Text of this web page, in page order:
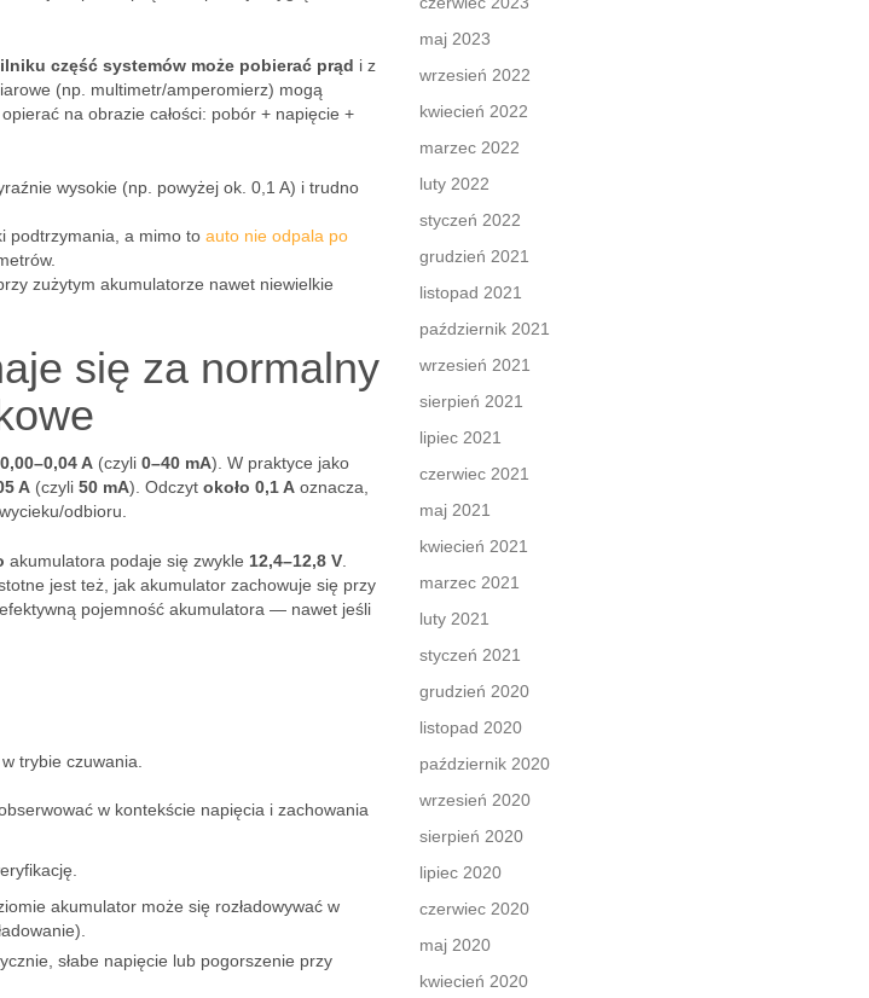
część systemów może pobierać prąd i z
(np. multimetr/amperomierz) mogą
na obrazie całości: pobór + napięcie +
wysokie (np. powyżej ok. 0,1 A) i trudno
podtrzymania, a mimo to auto nie odpala po
zużytym akumulatorze nawet niewielkie
się za normalny
0,00–0,04 A (czyli 0–40 mA). W praktyce jako
A (czyli 50 mA). Odczyt około 0,1 A oznacza,
odbioru.
akumulatora podaje się zwykle 12,4–12,8 V
jest też, jak akumulator zachowuje się przy
pojemność akumulatora — nawet jeśli
trybie czuwania.
w kontekście napięcia i zachowania
akumulator może się rozładowywać w
słabe napięcie lub pogorszenie przy
maj 2023
wrzesień 2022
kwiecień 2022
marzec 2022
luty 2022
styczeń 2022
grudzień 2021
listopad 2021
październik 2021
wrzesień 2021
sierpień 2021
lipiec 2021
czerwiec 2021
maj 2021
kwiecień 2021
marzec 2021
luty 2021
styczeń 2021
grudzień 2020
listopad 2020
październik 2020
wrzesień 2020
sierpień 2020
lipiec 2020
czerwiec 2020
maj 2020
kwiecień 2020